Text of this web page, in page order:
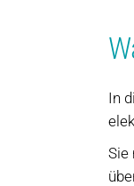
In
Sie